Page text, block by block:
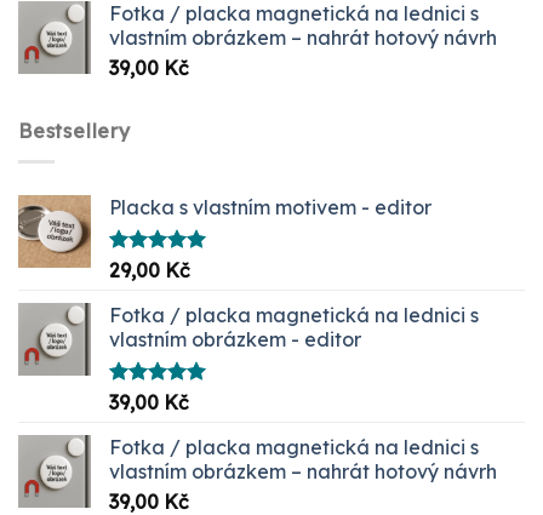
až
1099,00 Kč
Fotka / placka magnetická na lednici s
vlastním obrázkem – nahrát hotový návrh
39,00 Kč
Bestsellery
Placka s vlastním motivem - editor
Hodnocení
5.00
29,00 Kč
Fotka / placka magnetická na lednici s
vlastním obrázkem - editor
Hodnocení
5.00
39,00 Kč
Fotka / placka magnetická na lednici s
vlastním obrázkem – nahrát hotový návrh
39,00 Kč